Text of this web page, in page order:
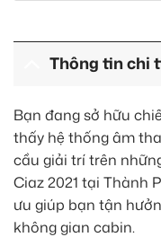
Thông tin chi
Bạn đang sở hữu
thấy hệ thống âm
cầu giải trí trên
Ciaz 2021 tại Thành
ưu giúp bạn tận
không gian cabin.